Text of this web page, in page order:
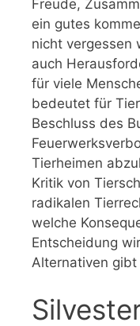
Freude,
ein gutes
nicht vergessen
auch
für viele
bedeutet für
Beschluss des
Tierheimen
Kritik von
radikalen
welche
Entscheidung
Alternativen gibt